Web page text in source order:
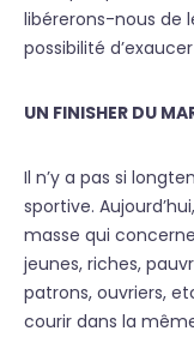
libérerons-nous de
possibilité
UN FINISHER DU
Il n’y a pas si
sportive.
masse qui
jeunes, riches,
patrons, ouvriers,
courir dans la